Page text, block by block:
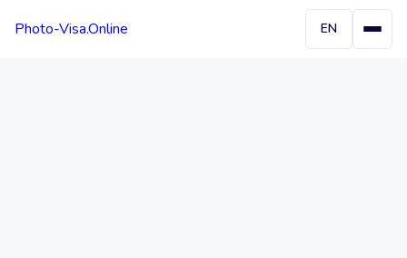
Photo-Visa.Online EN